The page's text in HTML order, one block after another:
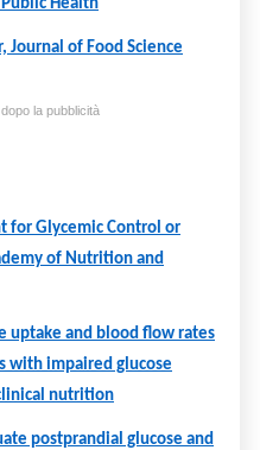
Health
Journal of Food Science
la pubblicità
for Glycemic Control or
of Nutrition and
uptake and blood flow rates
with impaired glucose
nutrition
postprandial glucose and